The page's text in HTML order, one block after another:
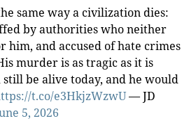
same way a civilization dies:
by authorities who neither
him, and accused of hate crimes
murder is as tragic as it is
be alive today, and he would
t.co/e3HkjzWzwU— JD
5, 2026